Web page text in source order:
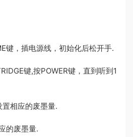
键，插电源线，初始化后松开手.
键,按POWER键，直到听到1
相应的废墨量.
的废墨量.